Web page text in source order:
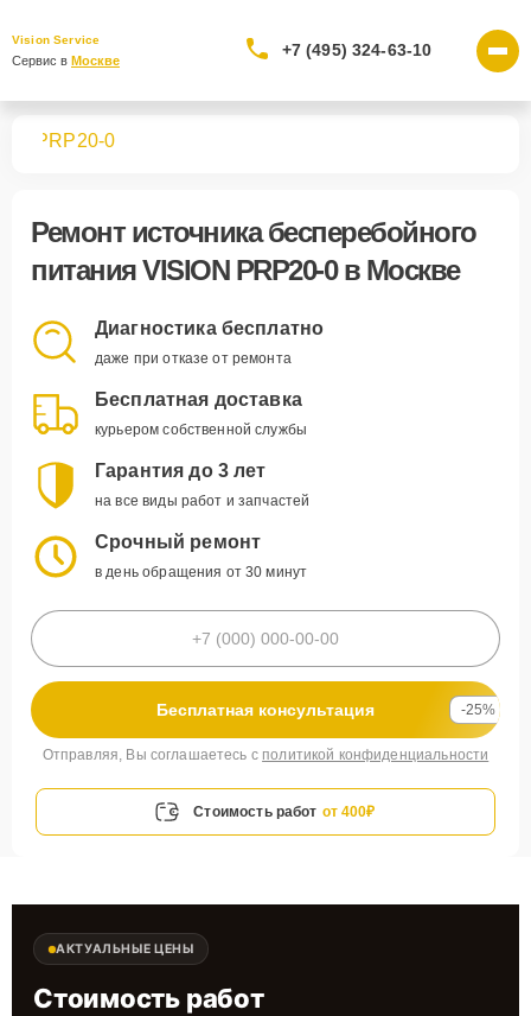
Vision Service
Сервис в Москве
+7 (495) 324-63-10
PRP20-0
Ремонт источника бесперебойного
питания VISION PRP20-0в Москве
Диагностика бесплатно
даже при отказе от ремонта
Бесплатная доставка
курьером собственной службы
Гарантия до 3 лет
на все виды работ и запчастей
Срочный ремонт
в день обращения от 30 минут
Бесплатная консультация -25%
Отправляя, Вы соглашаетесь с политикой конфиденциальности
Стоимость работ от 400₽
АКТУАЛЬНЫЕ ЦЕНЫ
Стоимость работ